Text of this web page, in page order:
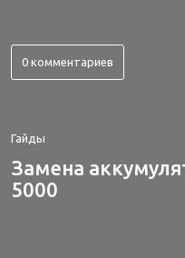
0 комментариев
Гайды
Замена
5000